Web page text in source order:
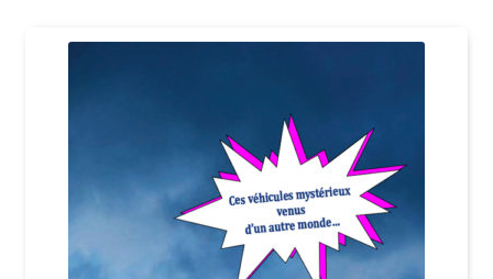
Listes d’Envies
Newsletter
Nous Contacter